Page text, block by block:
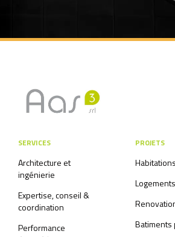
SERVICES
Architecture et
ingénierie
Expertise, conseil &
coordination
Performance
PROJETS
Batiments